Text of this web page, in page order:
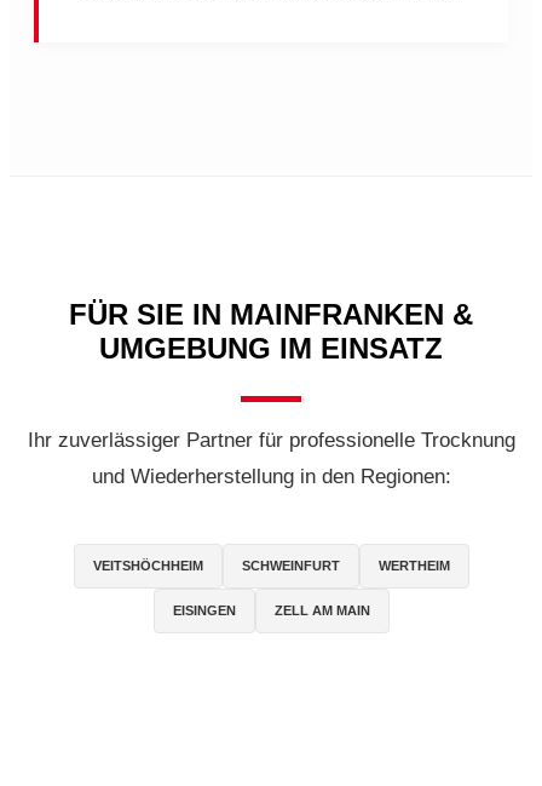
FÜR SIE IN MAINFRANKEN &
UMGEBUNG IM EINSATZ
Ihr zuverlässiger Partner für professionelle Trocknung
und Wiederherstellung in den Regionen:
VEITSHÖCHHEIM SCHWEINFURT WERTHEIM
EISINGEN ZELL AM MAIN